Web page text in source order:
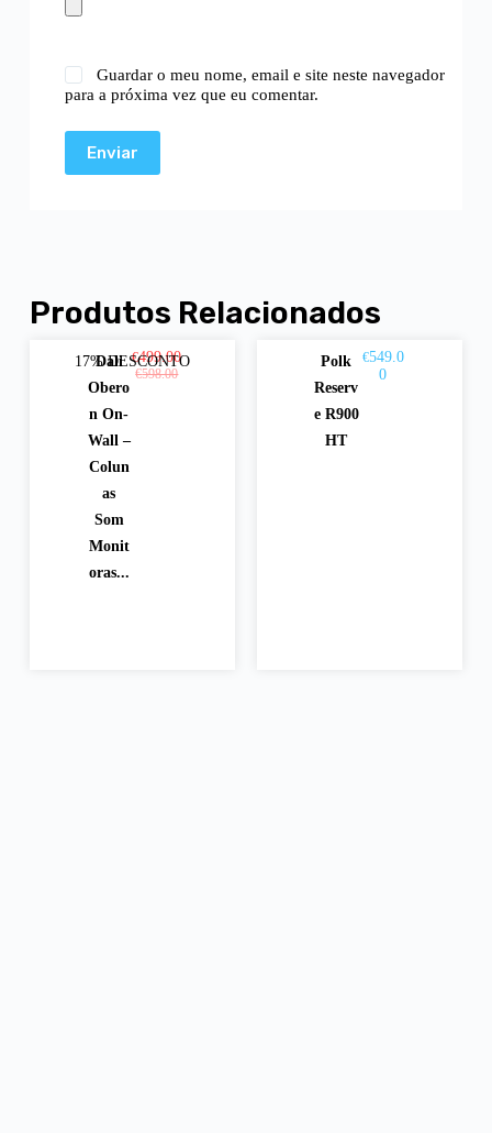
Guardar o meu nome, email e site neste navegador
para a próxima vez que eu comentar.
Enviar
Produtos Relacionados
17% DESCONTO
Dali
Obero
n On-
Wall –
Colun
as
Som
Monit
oras...
€598.00
€499.00
Ver
Polk
Reserv
e R900
HT
€549.0
0